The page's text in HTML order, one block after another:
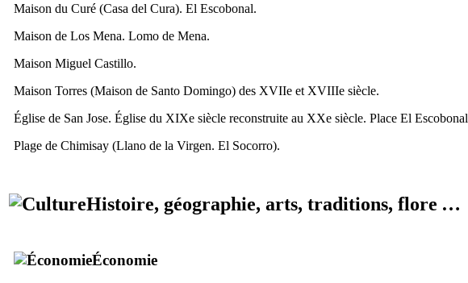
Maison du Curé (Casa del Cura). El Escobonal.
Maison de Los Mena. Lomo de Mena.
Maison Miguel Castillo.
Maison Torres (Maison de Santo Domingo) des XVIIe et XVIIIe siècle.
Église de San Jose. Église du XIXe siècle reconstruite au XXe siècle. Place El Escobonal
Plage de Chimisay (Llano de la Virgen. El Socorro).
Histoire, géographie, arts, traditions, flore …
Économie